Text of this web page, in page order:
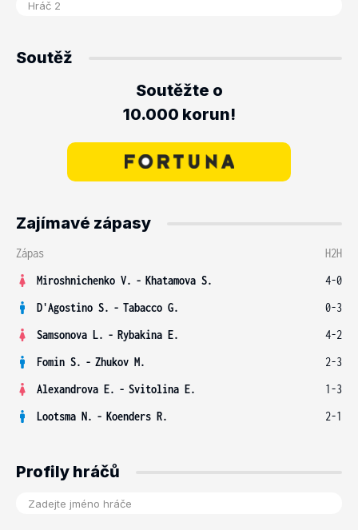
Soutěž
Soutěžte o
10.000 korun!
Zajímavé zápasy
Zápas
H2H
Miroshnichenko V. - Khatamova S.
4-0
D'Agostino S. - Tabacco G.
0-3
Samsonova L. - Rybakina E.
4-2
Fomin S. - Zhukov M.
2-3
Alexandrova E. - Svitolina E.
1-3
Lootsma N. - Koenders R. 2-1
Profily hráčů